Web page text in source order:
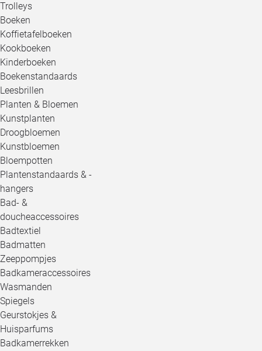
Trolleys
Boeken
Koffietafelboeken
Kookboeken
Kinderboeken
Boekenstandaards
Leesbrillen
Planten & Bloemen
Kunstplanten
Droogbloemen
Kunstbloemen
Bloempotten
Plantenstandaards & -
hangers
Bad- &
doucheaccessoires
Badtextiel
Badmatten
Zeeppompjes
Badkameraccessoires
Wasmanden
Spiegels
Geurstokjes &
Huisparfums
Badkamerrekken